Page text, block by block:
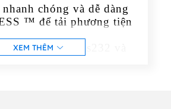
chóng và dễ dàng
™ để tải phương tiện
Parallel, Rs232 và
XEM THÊM